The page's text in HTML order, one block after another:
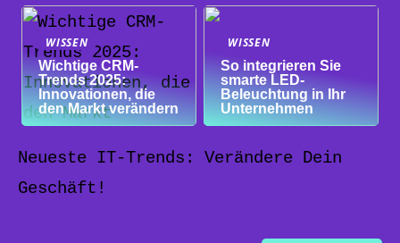
WISSEN
Wichtige CRM-
Trends 2025:
Innovationen, die
den Markt verändern
WISSEN
So integrieren Sie
smarte LED-
Beleuchtung in Ihr
Unternehmen
Neueste IT-Trends: Verändere Dein
Geschäft!